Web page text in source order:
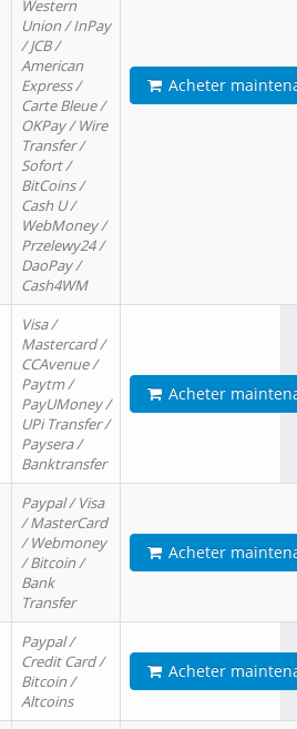
Western
Union / InPay
/ JCB /
American
Express /
Carte Bleue /
OKPay / Wire
Transfer /
Sofort /
BitCoins /
Cash U /
WebMoney /
Przelewy24 /
DaoPay /
Cash4WM
Acheter
Visa /
Mastercard /
CCAvenue /
Paytm /
PayUMoney /
UPi Transfer /
Paysera /
Banktransfer
Acheter
Paypal / Visa
/ MasterCard
/ Webmoney
/ Bitcoin /
Bank
Transfer
Acheter
Paypal /
Credit Card /
Bitcoin /
Altcoins
Acheter